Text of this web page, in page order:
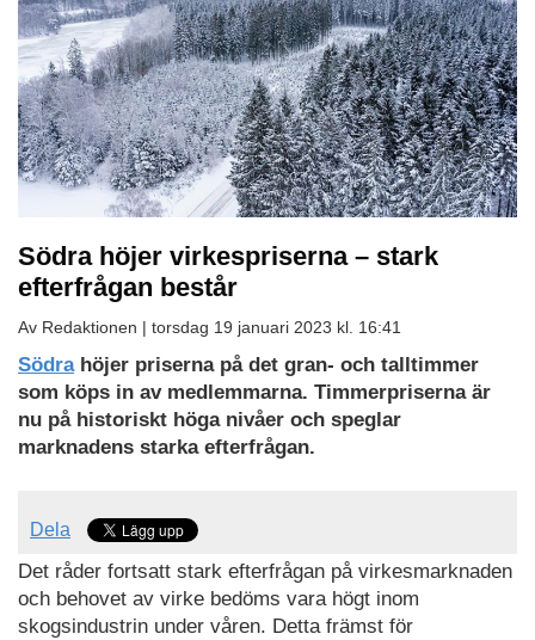
Södra höjer virkespriserna – stark
efterfrågan består
Av Redaktionen | torsdag 19 januari 2023 kl. 16:41
Södrahöjer priserna på det gran- och talltimmer
som köps in av medlemmarna. Timmerpriserna är
nu på historiskt höga nivåer och speglar
marknadens starka efterfrågan.
Dela
Det råder fortsatt stark efterfrågan på virkesmarknaden
och behovet av virke bedöms vara högt inom
skogsindustrin under våren. Detta främst för